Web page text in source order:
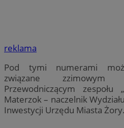
reklama
Pod tymi numerami
związane zzimowym
Przewodniczącym
Materzok – naczelnik
Inwestycji Urzędu Miasta Żory.